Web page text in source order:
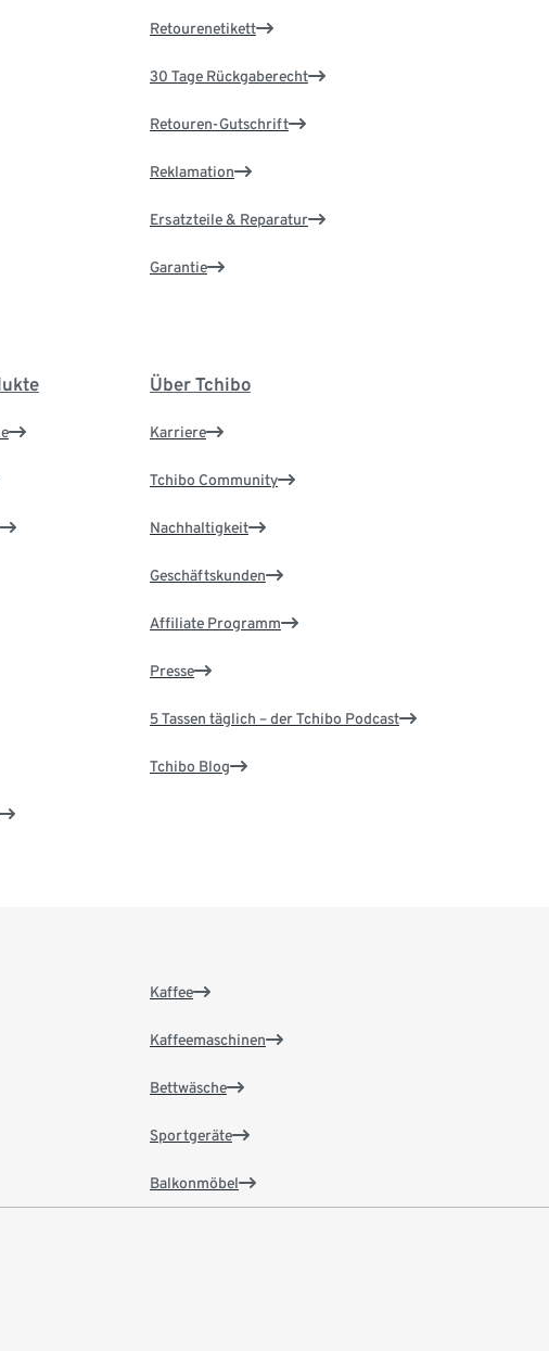
Retourenetikett
30 Tage Rückgaberecht
Retouren-Gutschrift
Reklamation
Ersatzteile & Reparatur
Garantie
Über Tchibo
Karriere
Tchibo Community
Nachhaltigkeit
Geschäftskunden
Affiliate Programm
Presse
5 Tassen täglich – der Tchibo Podcast
Tchibo Blog
Kaffee
Kaffeemaschinen
Bettwäsche
Sportgeräte
Balkonmöbel